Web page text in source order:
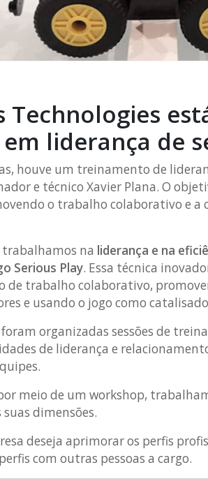
Technologies
liderança de
houve um treinamento de
e técnico Xavier Plana. O
o trabalho colaborativo e a
trabalhamos na liderança e na
Serious Play. Essa técnica
de trabalho colaborativo,
e usando o jogo como
foram organizadas sessões de
de liderança e
meio de um workshop,
dimensões.
deseja aprimorar os perfis
com outras pessoas a cargo.